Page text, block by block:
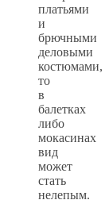
платьями
и
брючными
деловыми
костюмами,
то
в
балетках
либо
мокасинах
вид
может
стать
нелепым.